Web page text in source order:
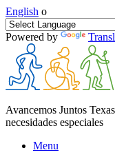
English o
Powered by
Avancemos Juntos
necesidades especiales
Menu